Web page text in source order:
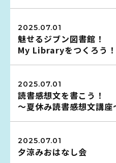
2025.07.01
魅せるジブン図書館！
My Libraryをつくろう！
2025.07.01
読書感想文を書こう！
～夏休み読書感想文講座
2025.07.01
夕涼みおはなし会
マンガ「雨
リン
申請書ダ